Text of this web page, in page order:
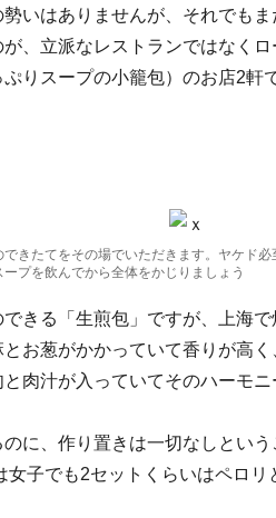
いはありませんが、それでも
、立派なレストランではなく
ぷりスープの小籠包）のお店2
できたてをその場でいただきます。ヤケド
ープを飲んでから全体をかじりましょう
きる「生煎包」ですが、上海
お葱がかかっていて香りが高
肉汁が入っていてそのハーモニ
に、作り置きは一切なしとい
女子でも2セットくらいはペロ